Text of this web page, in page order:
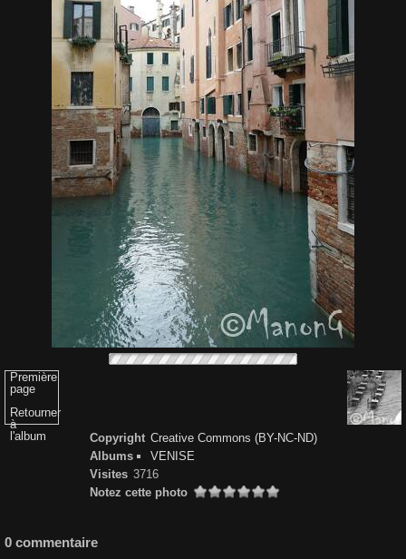
Première
page
Retourner
à
l'album
Copyright Creative Commons (BY-NC-ND)
Albums
VENISE
Visites 3716
Notez cette photo
0 commentaire